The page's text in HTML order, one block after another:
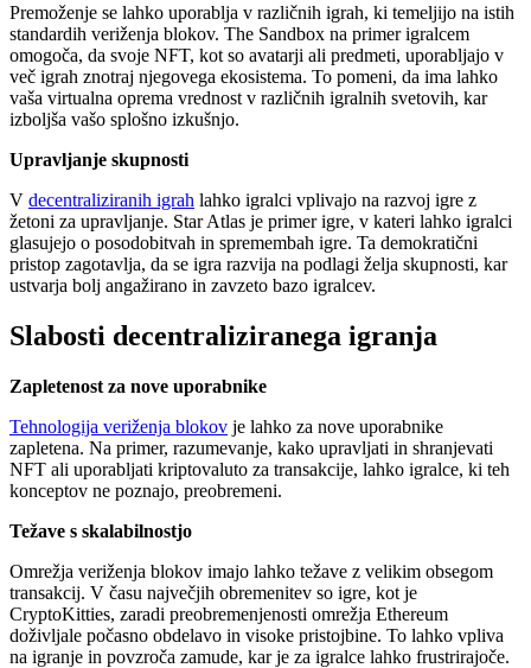
Premoženje se lahko uporablja v različnih igrah, ki temeljijo na istih
standardih veriženja blokov. The Sandbox na primer igralcem
omogoča, da svoje NFT, kot so avatarji ali predmeti, uporabljajo v
več igrah znotraj njegovega ekosistema. To pomeni, da ima lahko
vaša virtualna oprema vrednost v različnih igralnih svetovih, kar
izboljša vašo splošno izkušnjo.
Upravljanje skupnosti
V decentraliziranih igrah lahko igralci vplivajo na razvoj igre z
žetoni za upravljanje. Star Atlas je primer igre, v kateri lahko igralci
glasujejo o posodobitvah in spremembah igre. Ta demokratični
pristop zagotavlja, da se igra razvija na podlagi želja skupnosti, kar
ustvarja bolj angažirano in zavzeto bazo igralcev.
Slabosti decentraliziranega igranja
Zapletenost za nove uporabnike
Tehnologija veriženja blokov je lahko za nove uporabnike
zapletena. Na primer, razumevanje, kako upravljati in shranjevati
NFT ali uporabljati kriptovaluto za transakcije, lahko igralce, ki teh
konceptov ne poznajo, preobremeni.
Težave s skalabilnostjo
Omrežja veriženja blokov imajo lahko težave z velikim obsegom
transakcij. V času največjih obremenitev so igre, kot je
CryptoKitties, zaradi preobremenjenosti omrežja Ethereum
doživljale počasno obdelavo in visoke pristojbine. To lahko vpliva
na igranje in povzroča zamude, kar je za igralce lahko frustrirajoče.